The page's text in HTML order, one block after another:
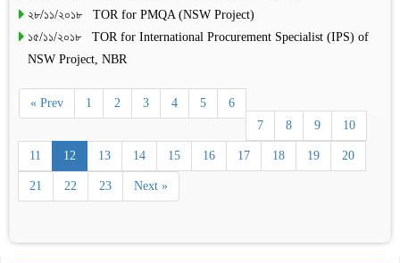
২৮/১১/২০১৮ TOR for PMQA (NSW Project)
১৫/১১/২০১৮ TOR for International Procurement Specialist (IPS) of
NSW Project, NBR
« Prev 1 2 3 4 5
6
7
8 9 10
11 12 13 14 15 16 17 18 19 20
21 22 23 Next »